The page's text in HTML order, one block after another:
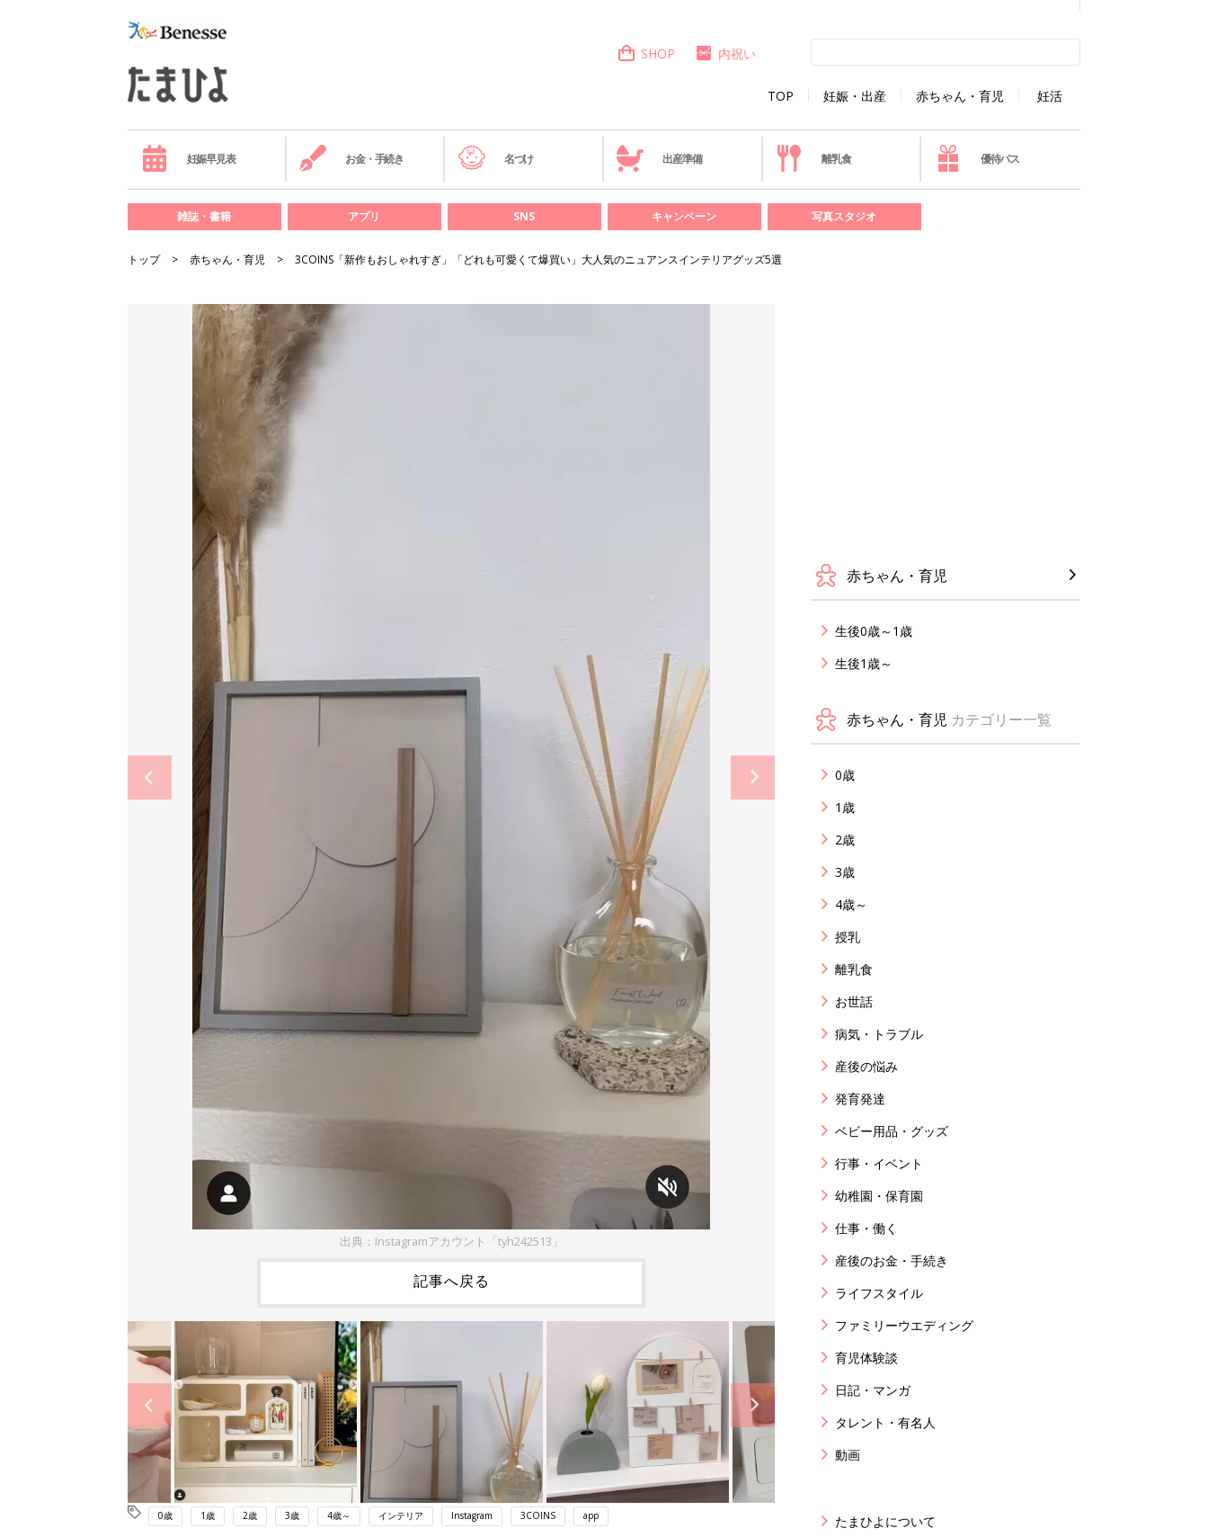
TOP 妊娠・出産 赤ちゃん・育児 妊活
SHOP 内祝い
妊娠早見表 お金・手続き 名づけ 出産準備 離乳食 優待パス
雑誌・書籍 アプリ SNS キャンペーン 写真スタジオ
トップ 赤ちゃん・育児 3COINS「新作もおしゃれすぎ」「どれも可愛くて爆買い」大人気のニュアンスインテリアグッズ5選
出典：Instagramアカウント「tyh242513」
記事へ戻る
0歳 1歳 2歳 3歳 4歳～ インテリア Instagram 3COINS app
赤ちゃん・育児
生後0歳～1歳
生後1歳～
赤ちゃん・育児 カテゴリー一覧
0歳
1歳
2歳
3歳
4歳～
授乳
離乳食
お世話
病気・トラブル
産後の悩み
発育発達
ベビー用品・グッズ
行事・イベント
幼稚園・保育園
仕事・働く
産後のお金・手続き
ライフスタイル
ファミリーウエディング
育児体験談
日記・マンガ
タレント・有名人
動画
たまひよについて